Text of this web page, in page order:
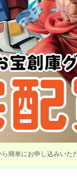
簡単にお申し込みいた